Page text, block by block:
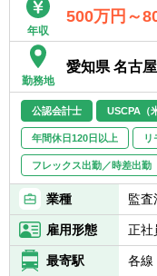
ン
ス
■チ
ルと
ス知
■弊
習機
【魅
①経
の中
■海
援
■組
・組
・決
・管
・経
※ポ
考後
年収
500万円～
勤務地
愛知県 名古
公認会計士 USCPA（
年間休日120日以上 リ
フレックス出勤／時差出勤
業種 監査
雇用形態 正社
最寄駅 各線